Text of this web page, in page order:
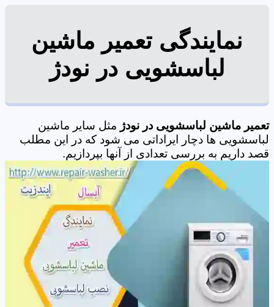
نمایندگی تعمیر ماشین
لباسشویی در نودژ
تعمیر ماشین لباسشویی در نودژ مثل سایر ماشین
لباسشویی ها دچار ایراداتی می شود که در این مطلب
قصد داریم به بررسی تعدادی از آنها بپردازیم.